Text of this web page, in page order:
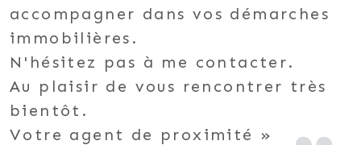
accompagner dans vos démarches
immobilières.
N'hésitez pas à me contacter.
Au plaisir de vous rencontrer très
bientôt.
Votre agent de proximité